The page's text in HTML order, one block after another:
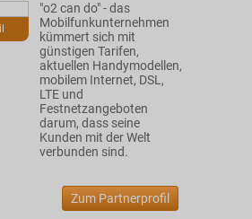
"o2 can do" - das
Mobilfunkunternehmen
kümmert sich mit
günstigen Tarifen,
aktuellen Handymodellen,
mobilem Internet, DSL,
LTE und
Festnetzangeboten
darum, dass seine
Kunden mit der Welt
verbunden sind.
Zum Partnerprofil